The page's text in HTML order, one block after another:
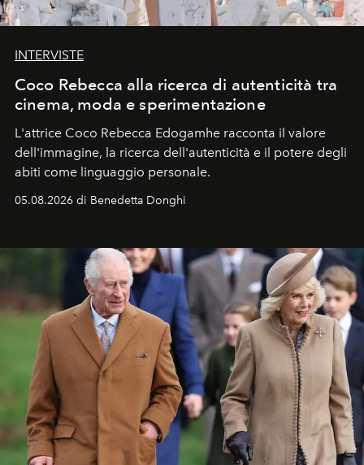
INTERVISTE
Coco Rebecca alla ricerca di autenticità tra
cinema, moda e sperimentazione
L'attrice Coco Rebecca Edogamhe racconta il valore
dell'immagine, la ricerca dell'autenticità e il potere degli
abiti come linguaggio personale.
05.08.2026 di Benedetta Donghi